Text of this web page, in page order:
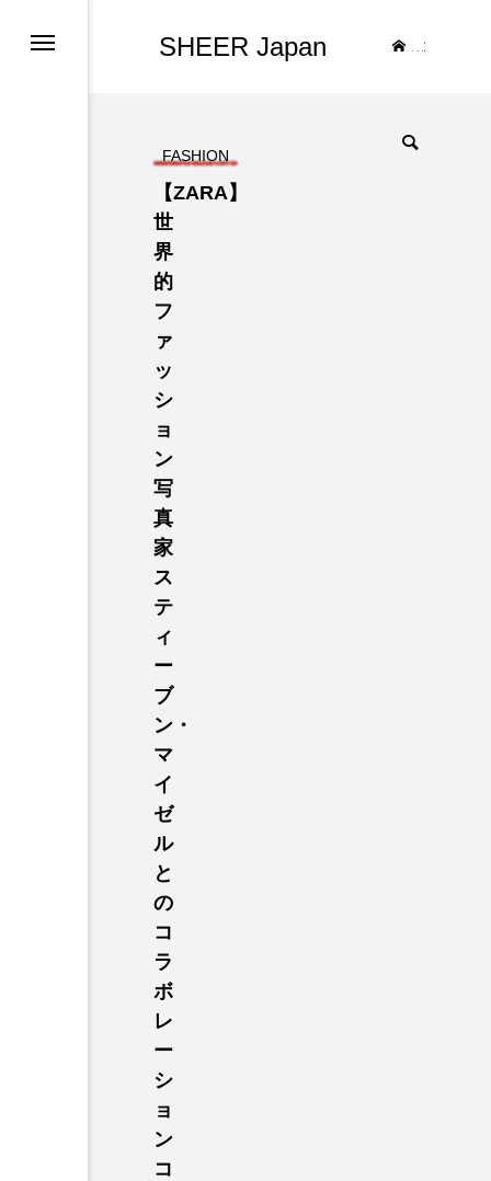
SHEER Japan
FASHION
【ZARA】
世
界
的
フ
ァ
ッ
シ
ョ
ン
写
真
家
ス
テ
ィ
ー
ブ
ン・
マ
イ
ゼ
ル
と
の
コ
ラ
ボ
レ
ー
シ
ョ
ン
コ